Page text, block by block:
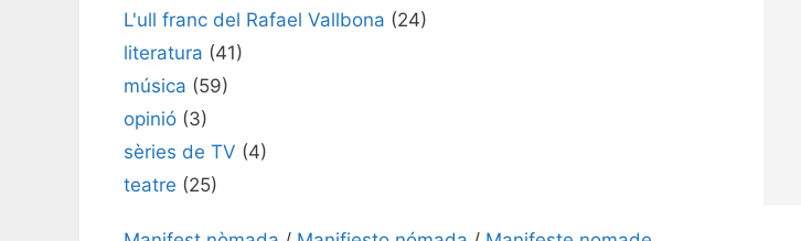
L'ull franc del Rafael Vallbona (24)
literatura (41)
música (59)
opinió (3)
sèries de TV (4)
teatre (25)